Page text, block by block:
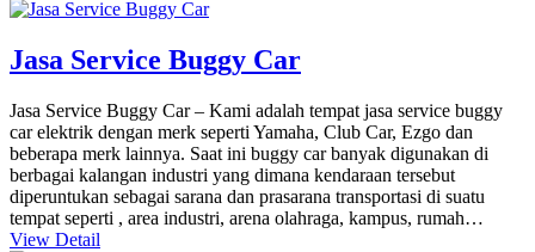
Jasa Service Buggy Car
Jasa Service Buggy Car – Kami adalah tempat jasa service buggy
car elektrik dengan merk seperti Yamaha, Club Car, Ezgo dan
beberapa merk lainnya. Saat ini buggy car banyak digunakan di
berbagai kalangan industri yang dimana kendaraan tersebut
diperuntukan sebagai sarana dan prasarana transportasi di suatu
tempat seperti , area industri, arena olahraga, kampus, rumah…
View Detail